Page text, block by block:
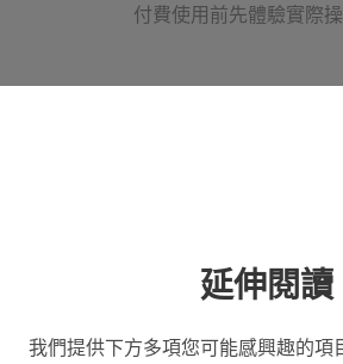
付費使用前先體驗實際
延伸閱讀
我們提供下方多項您可能感興趣的項